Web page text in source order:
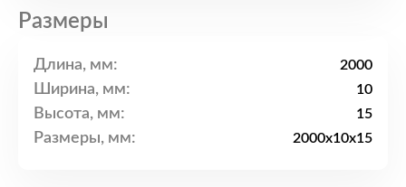
Размеры
Длина, мм: 2000
Ширина, мм: 10
Высота, мм: 15
Размеры, мм: 2000x10x15